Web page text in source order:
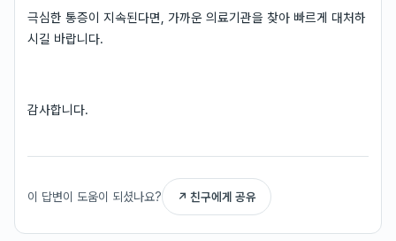
극심한 통증이 지속된다면, 가까운 의료기관을 찾아 빠르게 대처하
시길 바랍니다.
감사합니다.
이 답변이 도움이 되셨나요? ↗ 친구에게 공유